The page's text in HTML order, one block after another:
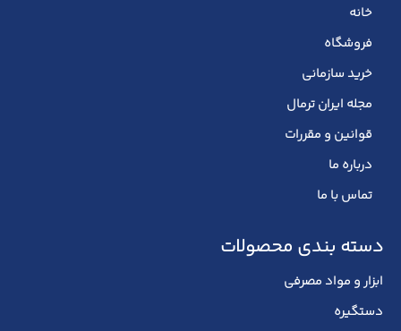
خانه
فروشگاه
خرید سازمانی
مجله ایران ترمال
قوانین و مقررات
درباره ما
تماس با ما
دسته بندی محصولات
ابزار و مواد مصرفی
دستگیره